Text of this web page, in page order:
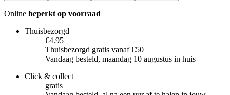
Online beperkt op voorraad
Thuisbezorgd
€4.95
Thuisbezorgd gratis vanaf €50
Vandaag besteld, maandag 10 augustus in huis
Click & collect
gratis